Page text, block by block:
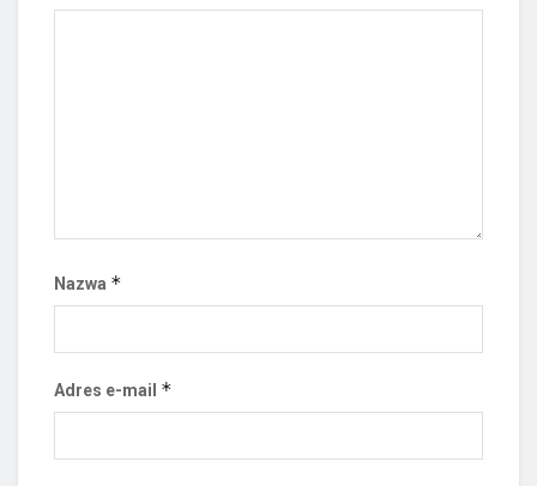
Nazwa *
Adres e-mail *